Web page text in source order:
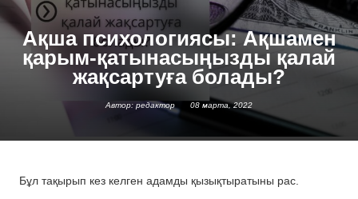
Ақша психологиясы: Ақшамен
қарым-қатынасыңызды қалай
жақсартуға болады?
Автор: редактор 08 марта, 2022
Бұл тақырып кез келген адамды қызықтыратыны рас.